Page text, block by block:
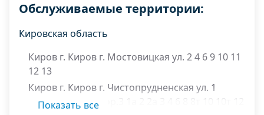
Обслуживаемые территории:
Кировская область
Киров г. Киров г. Мостовицкая ул. 2 4 6 9 10 11
12 13
Киров г. Киров г. Чистопрудненская ул. 1
1кор.1 1 кор.2 1кор.3 1а 2 2а 3 4 6 8 8т 10 10т 12
Показать все